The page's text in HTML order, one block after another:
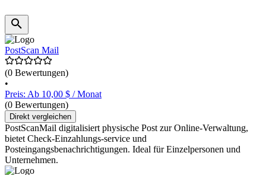
PostScan Mail
(0 Bewertungen)
•
Preis: Ab 10,00 $ / Monat
(0 Bewertungen)
Direkt vergleichen
PostScanMail digitalisiert physische Post zur Online-Verwaltung,
bietet Check-Einzahlungs-service und
Posteingangsbenachrichtigungen. Ideal für Einzelpersonen und
Unternehmen.